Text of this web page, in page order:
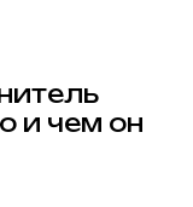
и чем он